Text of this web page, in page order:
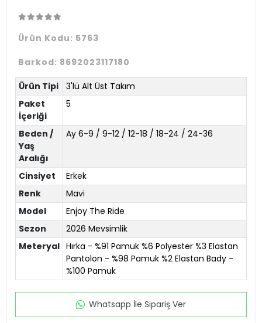
Ürün Kodu: 5763
Barkod: 8692023117180
Ürün Tipi
3'lü Alt Üst Takım
Paket
İçeriği
5
Beden /
Yaş
Aralığı
Ay 6-9 / 9-12 / 12-18 / 18-24 / 24-36
Cinsiyet
Erkek
Renk
Mavi
Model
Enjoy The Ride
Sezon
2026 Mevsimlik
Meteryal Hırka - %91 Pamuk %6 Polyester %3 Elastan
Pantolon - %98 Pamuk %2 Elastan Bady -
%100 Pamuk
Whatsapp İle Sipariş Ver